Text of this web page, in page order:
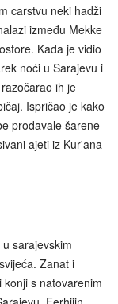
carstvu neki hadži
između Mekke
Kada je vidio
noći u Sarajevu i
ih je
Ispričao je kako
prodavale šarene
ajeti iz Kur'ana
sarajevskim
Zanat i
s natovarenim